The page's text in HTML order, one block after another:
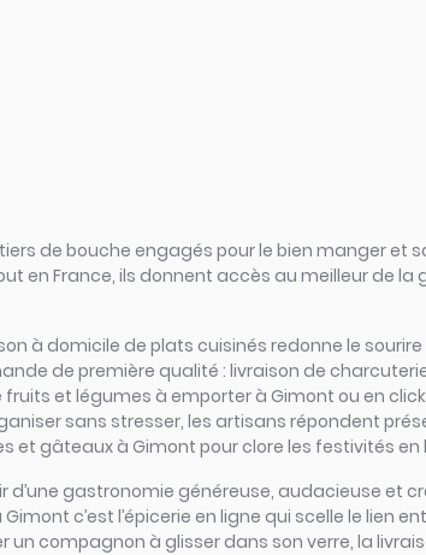
de bouche engagés pour le bien manger et
en France, ils donnent accès au meilleur de
à domicile de plats cuisinés redonne le
de première qualité : livraison de
et légumes à emporter à Gimont ou en
sans stresser, les artisans répondent
et gâteaux à Gimont pour clore les festivités en
d’une gastronomie généreuse, audacieuse et
c’est l’épicerie en ligne qui scelle le lien
compagnon à glisser dans son verre, la